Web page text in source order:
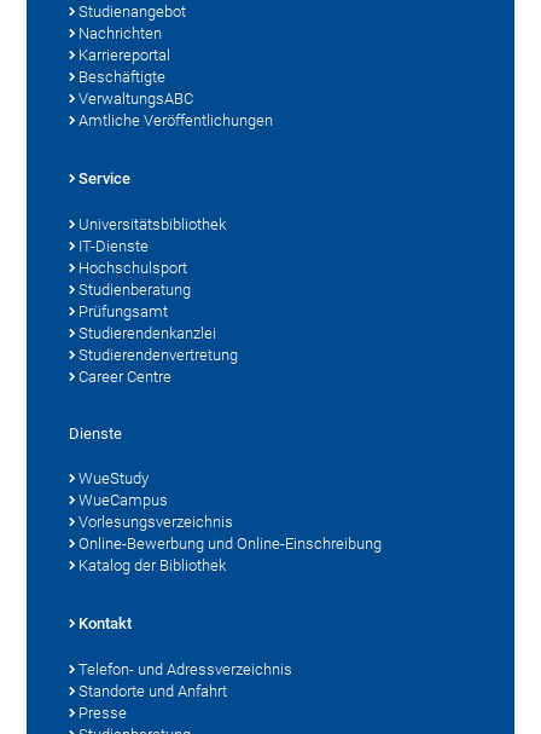
Studienangebot
Nachrichten
Karriereportal
Beschäftigte
VerwaltungsABC
Amtliche Veröffentlichungen
Service
Universitätsbibliothek
IT-Dienste
Hochschulsport
Studienberatung
Prüfungsamt
Studierendenkanzlei
Studierendenvertretung
Career Centre
Dienste
WueStudy
WueCampus
Vorlesungsverzeichnis
Online-Bewerbung und Online-Einschreibung
Katalog der Bibliothek
Kontakt
Telefon- und Adressverzeichnis
Standorte und Anfahrt
Presse